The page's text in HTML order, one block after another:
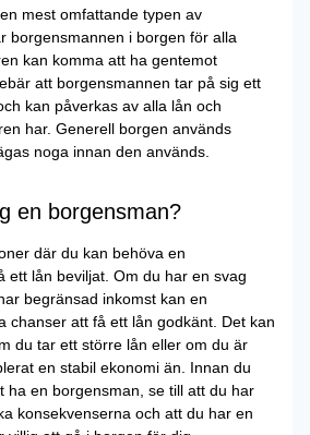
mest omfattande typen av
borgensmannen i borgen för alla
kan komma att ha gentemot
att borgensmannen tar på sig ett
kan påverkas av alla lån och
har. Generell borgen används
noga innan den används.
en borgensman?
där du kan behöva en
ett lån beviljat. Om du har en svag
begränsad inkomst kan en
chanser att få ett lån godkänt. Det kan
du tar ett större lån eller om du är
en stabil ekonomi än. Innan du
ha en borgensman, se till att du har
konsekvenserna och att du har en